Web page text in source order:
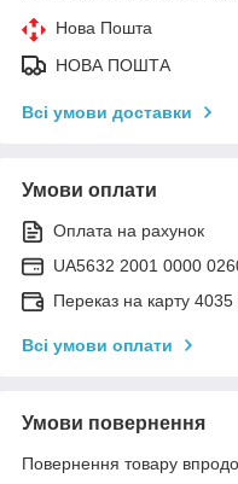
Нова Пошта
НОВА ПОШТА
Всі умови доставки
Умови оплати
Оплата на рахунок
UA5632 2001 0000
Переказ на карту
Всі умови оплати
Умови повернення
Повернення товару